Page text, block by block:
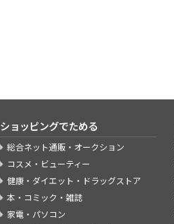
ショッピングでためる
総合ネット通販・オークション
コスメ・ビューティー
健康・ダイエット・ドラッグストア
本・コミック・雑誌
家電・パソコン